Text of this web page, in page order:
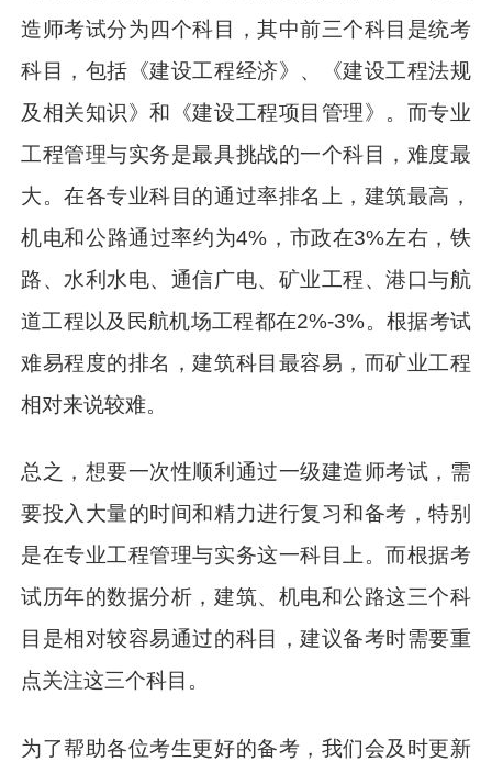
造师考试分为四个科目，其中前三个科目是统考
科目，包括《建设工程经济》、《建设工程法规
及相关知识》和《建设工程项目管理》。而专业
工程管理与实务是最具挑战的一个科目，难度最
大。在各专业科目的通过率排名上，建筑最高，
机电和公路通过率约为4%，市政在3%左右，铁
路、水利水电、通信广电、矿业工程、港口与航
道工程以及民航机场工程都在2%-3%。根据考试
难易程度的排名，建筑科目最容易，而矿业工程
相对来说较难。
总之，想要一次性顺利通过一级建造师考试，需
要投入大量的时间和精力进行复习和备考，特别
是在专业工程管理与实务这一科目上。而根据考
试历年的数据分析，建筑、机电和公路这三个科
目是相对较容易通过的科目，建议备考时需要重
点关注这三个科目。
为了帮助各位考生更好的备考，我们会及时更新